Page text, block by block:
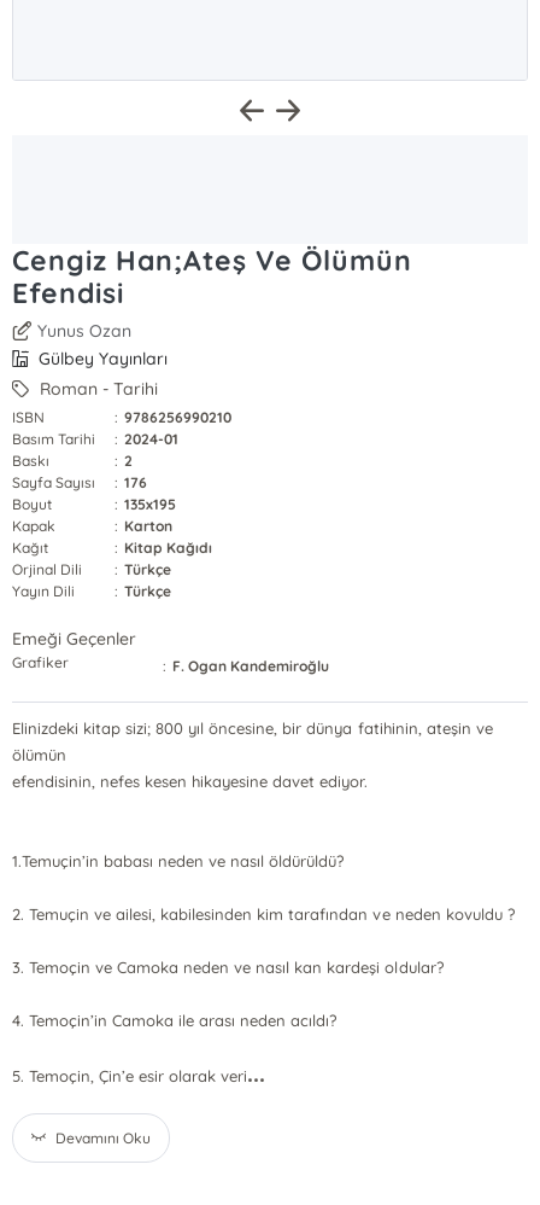
Cengiz Han;Ateş Ve Ölümün
Efendisi
Yunus Ozan
Gülbey Yayınları
Roman - Tarihi
ISBN : 9786256990210
Basım Tarihi
: 2024-01
Baskı
: 2
Sayfa Sayısı
: 176
Boyut
: 135x195
Kapak
: Karton
Kağıt
: Kitap Kağıdı
Orjinal Dili
: Türkçe
Yayın Dili
: Türkçe
Emeği Geçenler
Grafiker : F. Ogan Kandemiroğlu
Elinizdeki kitap sizi; 800 yıl öncesine, bir dünya fatihinin, ateşin ve
ölümün
efendisinin, nefes kesen hikayesine davet ediyor.
1.Temuçin’in babası neden ve nasıl öldürüldü?
2. Temuçin ve ailesi, kabilesinden kim tarafından ve neden kovuldu ?
3. Temoçin ve Camoka neden ve nasıl kan kardeşi oldular?
4. Temoçin’in Camoka ile arası neden acıldı?
5. Temoçin, Çin’e esir olarak veri...
Devamını Oku